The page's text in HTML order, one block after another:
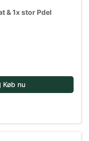
& 1x stor Pdel
Køb nu